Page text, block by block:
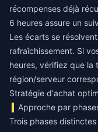
récompenses déjà
6 heures assure un
Les écarts se
rafraîchissement. Si
heures, vérifiez que la
région/serveur
Stratégie d'achat
Approche par
Trois phases